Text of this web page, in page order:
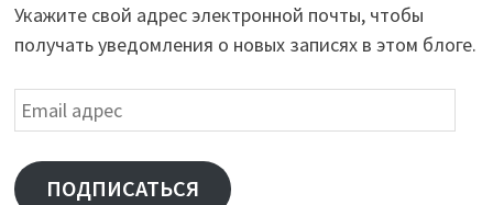
Укажите свой адрес электронной почты, чтобы
получать уведомления о новых записях в этом блоге.
Email
адрес
ПОДПИСАТЬСЯ